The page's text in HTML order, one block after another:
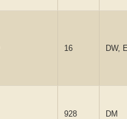
16 DW,
928 DM